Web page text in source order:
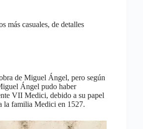
más casuales, de detalles
de Miguel Ángel, pero según
Ángel pudo haber
VII Medici, debido a su papel
la familia Medici en 1527.